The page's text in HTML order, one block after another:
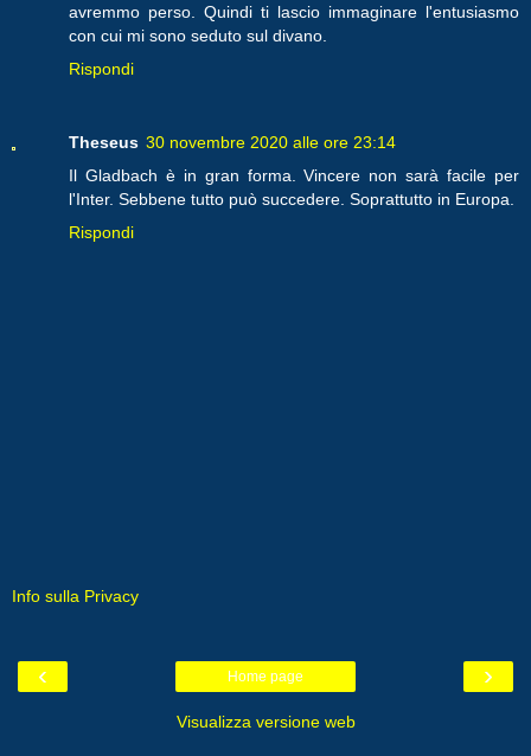
avremmo perso. Quindi ti lascio immaginare l'entusiasmo
con cui mi sono seduto sul divano.
Rispondi
Theseus 30 novembre 2020 alle ore 23:14
Il Gladbach è in gran forma. Vincere non sarà facile per
l'Inter. Sebbene tutto può succedere. Soprattutto in Europa.
Rispondi
Info sulla Privacy
‹ ›
Home page
Visualizza versione web